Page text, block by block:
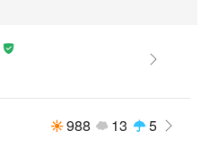
988 13 5